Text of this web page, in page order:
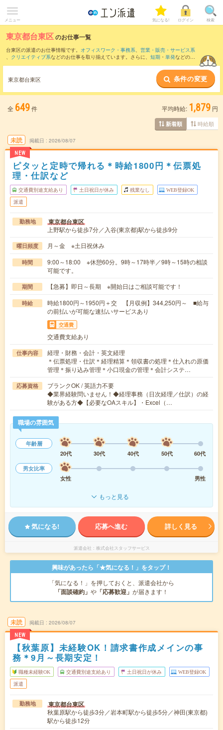
メニュー 気になる! ログイン 検索
東京都台東区のお仕事一覧
台東区の派遣のお仕事情報です。 オフィスワーク・事務系、 営業・販売・サービス系
、 クリエイティブ系などのお仕事を取り揃えています。さらに、 短期 ・ 単発などの期
また、千代田区
など隣接エリアのお仕事もご確認
いただけます。
東京都台東区 条件の変更
全 649件 平均時給: 1,879 円
新着順 時給順
未読
NEW
掲載日 2026/08/07
ピタッと定時で帰れる＊時給1800円＊伝票処
理・仕訳など
交通費別途支給あり 土日祝日が休み 残業なし WEB登録OK
派遣
勤務地 東京都台東区
上野駅から徒歩7分／入谷(東京都)駅から徒歩9分
曜日頻度 月～金 ※土日祝休み
時間
9:00～18:00 ※休憩60分。9時～17時半／9時～15時の相談
可能です。
期間 【急募】即日～長期 ※開始日はご相談可能です！
時給
時給1800円～1950円＋交 【月収例】344,250円～ ■給与
の前払いが可能な速払いサービスあり
交通費
交通費支給あり
仕事内容
経理・財務・会計・英文経理
＊伝票処理・仕訳＊経理精算＊領収書の処理＊仕入れの原価
管理＊振り込み管理＊小口現金の管理＊会計システ…
応募資格
ブランクOK / 英語力不要
◆業界経験問いません！◆経理事務（日次経理／仕訳）の経
験がある方◆【必要なOAスキル】・Excel（…
職場の雰囲気
年齢層
20代
30代 40代 50代
60代
男女比率
女性
男性
もっと見る
気になる! 応募へ進む 詳しく見る
派遣会社 株式会社スタッフサービス
興味があったら「★気になる！」をタップ！
「気になる！」を押しておくと、派遣会社から
「面談確約」 や 「応募歓迎」 が届きます！
未読
NEW
掲載日 2026/08/07
【秋葉原】未経験OK！請求書作成メインの事
務＊9月～長期安定！
職種未経験OK 交通費別途支給あり 土日祝日が休み WEB登録OK
派遣
勤務地 東京都台東区
秋葉原駅から徒歩3分／岩本町駅から徒歩5分／神田(東京都)
駅から徒歩12分